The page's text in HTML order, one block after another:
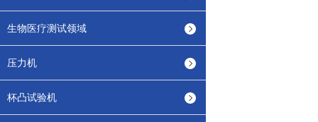
生物医疗测试领域
压力机
杯凸试验机